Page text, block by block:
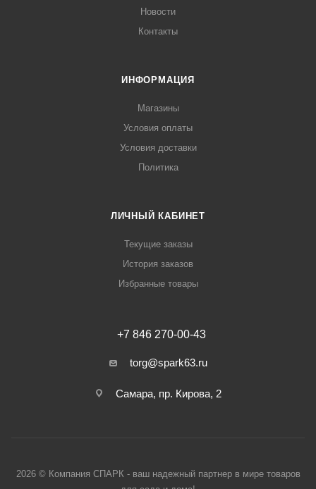
Новости
Контакты
ИНФОРМАЦИЯ
Магазины
Условия оплаты
Условия доставки
Политика
ЛИЧНЫЙ КАБИНЕТ
Текущие заказы
История заказов
Избранные товары
+7 846 270-00-43
torg@spark63.ru
Самара, пр. Кирова, 2
2026 © Компания СПАРК - ваш надежный партнер в мире товаров